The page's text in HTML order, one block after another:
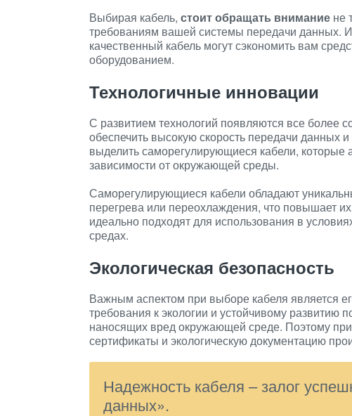
Выбирая кабель, стоит обращать внимание не
требованиям вашей системы передачи данных.
качественный кабель могут сэкономить вам
оборудованием.
Технологичные инновации
С развитием технологий появляются все более
обеспечить высокую скорость передачи данных
выделить саморегулирующиеся кабели, которые
зависимости от окружающей среды.
Саморегулирующиеся кабели обладают
перегрева или переохлаждения, что повышает
идеально подходят для использования в
средах.
Экологическая безопасность
Важным аспектом при выборе кабеля является
требования к экологии и устойчивому развитию
наносящих вред окружающей среде. Поэтому
сертификаты и экологическую документацию
Надежность кабеля – залог
данных».